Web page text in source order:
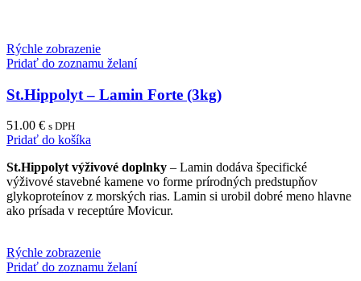
Rýchle zobrazenie
Pridať do zoznamu želaní
St.Hippolyt – Lamin Forte (3kg)
51.00 € s DPH
Pridať do košíka
St.Hippolyt výživové doplnky – Lamin dodáva špecifické
výživové stavebné kamene vo forme prírodných predstupňov
glykoproteínov z morských rias. Lamin si urobil dobré meno hlavne
ako prísada v receptúre Movicur.
Rýchle zobrazenie
Pridať do zoznamu želaní